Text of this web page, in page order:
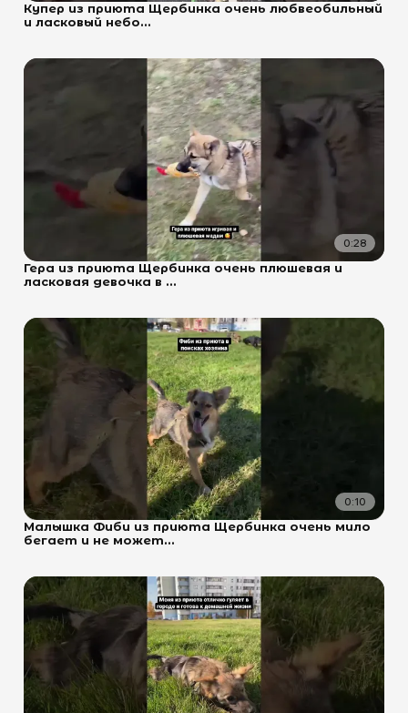
Купер из приюта Щербинка очень любвеобильный
и ласковый небо...
0:28
Гера из приюта Щербинка очень плюшевая и
ласковая девочка в ...
0:10
Малышка Фиби из приюта Щербинка очень мило
бегает и не может...